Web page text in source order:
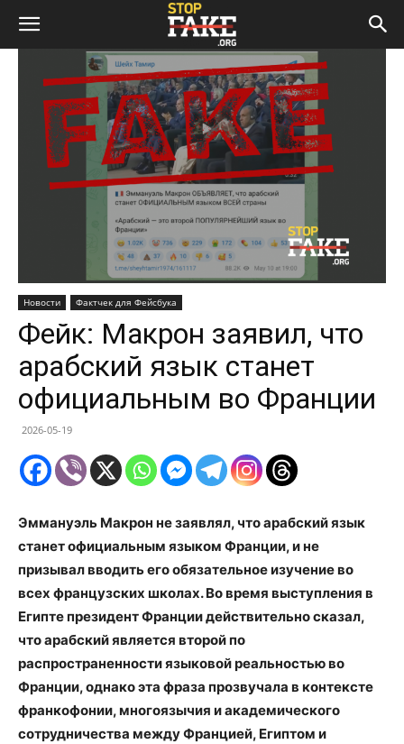
Новости Фактчек для Фейсбука
Фейк: Макрон заявил, что
арабский язык станет
официальным во Франции
2026-05-19
Эммануэль Макрон не заявлял, что арабский язык
станет официальным языком Франции, и не
призывал вводить его обязательное изучение во
всех французских школах. Во время выступления в
Египте президент Франции действительно сказал,
что арабский является второй по
распространенности языковой реальностью во
Франции, однако эта фраза прозвучала в контексте
франкофонии, многоязычия и академического
сотрудничества между Францией, Египтом и